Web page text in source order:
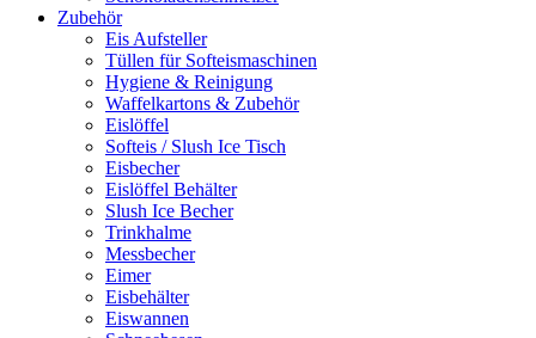
Zubehör
Eis Aufsteller
Tüllen für Softeismaschinen
Hygiene & Reinigung
Waffelkartons & Zubehör
Eislöffel
Softeis / Slush Ice Tisch
Eisbecher
Eislöffel Behälter
Slush Ice Becher
Trinkhalme
Messbecher
Eimer
Eisbehälter
Eiswannen